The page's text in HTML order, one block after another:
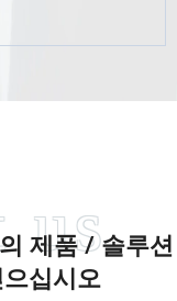
제품 / 솔루션
십시오